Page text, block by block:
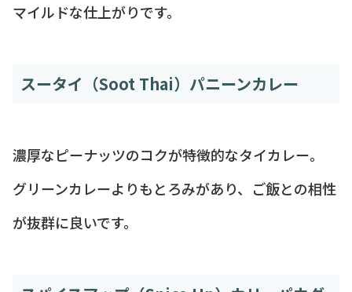
マイルドな仕上がりです。
スータイ（Soot Thai）パニーンカレー
濃厚なピーナッツのコクが特徴的なタイカレー。
グリーンカレーよりもとろみがあり、ご飯との相性
が抜群に良いです。